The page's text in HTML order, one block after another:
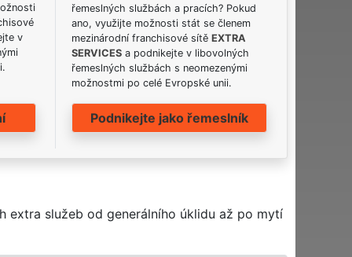
v
řemeslných službách a pracích? Pokud
ano, využijte možnosti stát se členem
mezinárodní franchisové sítěEXTRA
SERVICES a podnikejte v libovolných
řemeslných službách s neomezenými
možnostmi po celé Evropské unii.
Podnikejte jako řemeslník
extra služeb od generálního úklidu až po mytí